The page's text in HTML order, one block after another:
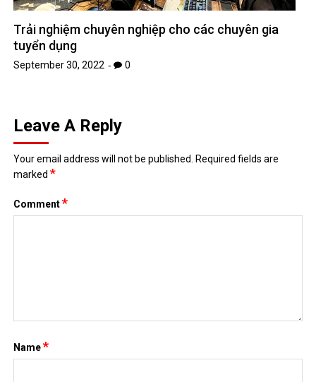
Trải nghiệm chuyên nghiệp cho các chuyên gia
tuyển dụng
September 30, 2022 0
Leave A Reply
Your email address will not be published. Required fields are
marked*
Comment*
Name*